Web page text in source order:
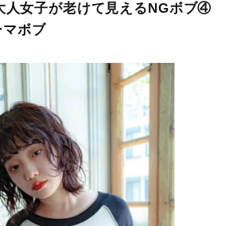
人女子が老けて見えるNGボブ④
ボブ